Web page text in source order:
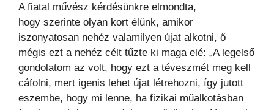
A fiatal művész kérdésünkre elmondta,
hogy szerinte olyan kort élünk, amikor
iszonyatosan nehéz valamilyen újat alkotni, ő
mégis ezt a nehéz célt tűzte ki maga elé: „A legelső
gondolatom az volt, hogy ezt a téveszmét meg kell
cáfolni, mert igenis lehet újat létrehozni, így jutott
eszembe, hogy mi lenne, ha fizikai műalkotásban